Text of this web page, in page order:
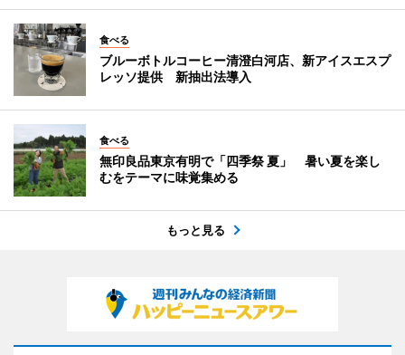
食べる
ブルーボトルコーヒー清澄白河店、新アイスエスプ
レッソ提供 新抽出法導入
食べる
無印良品東京有明で「四季祭 夏」 暑い夏を楽し
むをテーマに味覚集める
もっと見る